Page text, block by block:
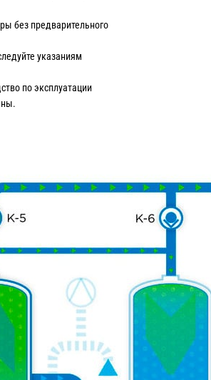
без предварительного
указаниям
по эксплуатации